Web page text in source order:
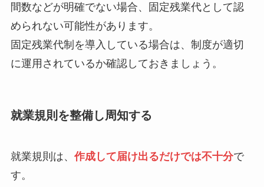
間数などが明確でない場合、固定残業代として認
められない可能性があります。
固定残業代制を導入している場合は、制度が適切
に運用されているか確認しておきましょう。
就業規則を整備し周知する
就業規則は、 作成して届け出るだけでは不十分で
す。